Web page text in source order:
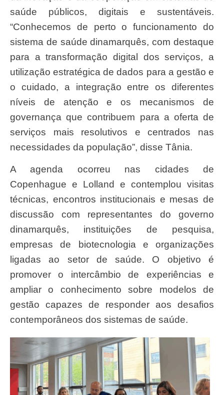
saúde públicos, digitais e sustentáveis.
“Conhecemos de perto o funcionamento do
sistema de saúde dinamarquês, com destaque
para a transformação digital dos serviços, a
utilização estratégica de dados para a gestão e
o cuidado, a integração entre os diferentes
níveis de atenção e os mecanismos de
governança que contribuem para a oferta de
serviços mais resolutivos e centrados nas
necessidades da população”, disse Tânia.
A agenda ocorreu nas cidades de
Copenhague e Lolland e contemplou visitas
técnicas, encontros institucionais e mesas de
discussão com representantes do governo
dinamarquês, instituições de pesquisa,
empresas de biotecnologia e organizações
ligadas ao setor de saúde. O objetivo é
promover o intercâmbio de experiências e
ampliar o conhecimento sobre modelos de
gestão capazes de responder aos desafios
contemporâneos dos sistemas de saúde.